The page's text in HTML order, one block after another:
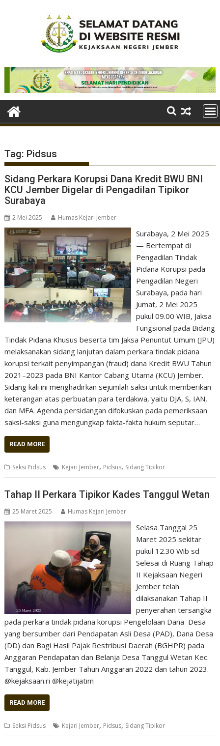
Tag: Pidsus
Sidang Perkara Korupsi Dana Kredit BWU BNI
KCU Jember Digelar di Pengadilan Tipikor
Surabaya
2 Mei 2025 Humas Kejari Jember
Surabaya, 2 Mei 2025
— Bertempat di
Pengadilan Tindak
Pidana Korupsi pada
Pengadilan Negeri
Surabaya, pada hari
Jumat, 2 Mei 2025
pukul 09.00 WIB, Jaksa
Fungsional pada Bidang
Tindak Pidana Khusus beserta tim Jaksa Penuntut Umum (JPU)
melaksanakan sidang lanjutan dalam perkara tindak pidana
korupsi terkait penyimpangan (fraud) dana Kredit BWU Tahun
2021–2023 pada BNI Kantor Cabang Utama (KCU) Jember.
Sidang kali ini menghadirkan sejumlah saksi untuk memberikan
keterangan atas perbuatan para terdakwa, yaitu DJA, S, IAN,
dan MFA. Agenda persidangan difokuskan pada pemeriksaan
saksi-saksi guna mengungkap fakta-fakta hukum seputar…
READ MORE
Seksi Pidsus Kejari Jember, Pidsus, Sidang Tipikor
Tahap II Perkara Tipikor Kades Tanggul Wetan
25 Maret 2025 Humas Kejari Jember
Selasa Tanggal 25
Maret 2025 sekitar
pukul 12.30 Wib sd
Selesai di Ruang Tahap
II Kejaksaan Negeri
Jember telah
dilaksanakan Tahap II
penyerahan tersangka
pada perkara tindak pidana korupsi Pengelolaan Dana Desa
yang bersumber dari Pendapatan Asli Desa (PAD), Dana Desa
(DD) dan Bagi Hasil Pajak Restribusi Daerah (BGHPR) pada
Anggaran Pendapatan dan Belanja Desa Tanggul Wetan Kec.
Tanggul, Kab. Jember Tahun Anggaran 2022 dan tahun 2023.
@kejaksaan.ri @kejatijatim
READ MORE
Seksi Pidsus Kejari Jember, Pidsus, Sidang Tipikor